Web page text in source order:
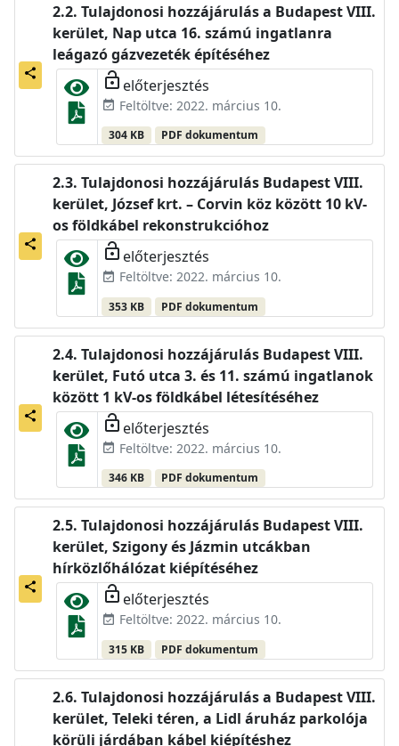
share
Tulajdonosi hozzájárulás a Budapest VIII.
kerület, Nap utca 16. számú ingatlanra
leágazó gázvezeték építéséhez
lock_open előterjesztés
event_available Feltöltve: 2022. március 10.
304 KB PDF dokumentum
share
Tulajdonosi hozzájárulás Budapest VIII.
kerület, József krt. – Corvin köz között 10 kV-
os földkábel rekonstrukcióhoz
lock_open előterjesztés
event_available Feltöltve: 2022. március 10.
353 KB PDF dokumentum
share
Tulajdonosi hozzájárulás Budapest VIII.
kerület, Futó utca 3. és 11. számú ingatlanok
között 1 kV-os földkábel létesítéséhez
lock_open előterjesztés
event_available Feltöltve: 2022. március 10.
346 KB PDF dokumentum
share
Tulajdonosi hozzájárulás Budapest VIII.
kerület, Szigony és Jázmin utcákban
hírközlőhálózat kiépítéséhez
lock_open előterjesztés
event_available Feltöltve: 2022. március 10.
315 KB PDF dokumentum
Tulajdonosi hozzájárulás a Budapest VIII.
kerület, Teleki téren, a Lidl áruház parkolója
körüli járdában kábel kiépítéshez